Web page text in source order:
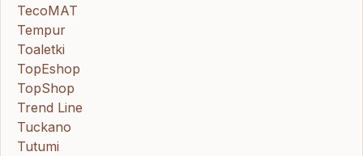
TecoMAT
Tempur
Toaletki
TopEshop
TopShop
Trend Line
Tuckano
Tutumi